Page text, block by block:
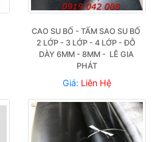
CAO SU BỐ - TẤM SAO SU BỐ
2 LỚP - 3 LỚP - 4 LỚP - ĐỖ
DÀY 6MM - 8MM -  LÊ GIA
PHÁT
Giá: Liên Hệ